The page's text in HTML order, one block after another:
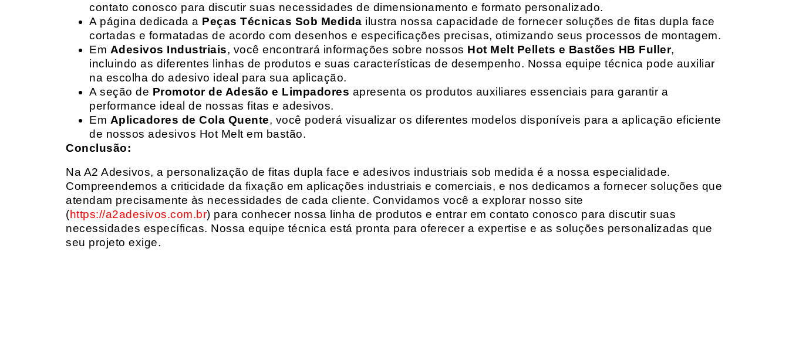
contato conosco para discutir suas necessidades de dimensionamento e formato personalizado.
A página dedicada a Peças Técnicas Sob Medida ilustra nossa capacidade de fornecer soluções de fitas dupla face
cortadas e formatadas de acordo com desenhos e especificações precisas, otimizando seus processos de montagem.
Em Adesivos Industriais, você encontrará informações sobre nossos Hot Melt Pellets e Bastões HB Fuller,
incluindo as diferentes linhas de produtos e suas características de desempenho. Nossa equipe técnica pode auxiliar
na escolha do adesivo ideal para sua aplicação.
A seção de Promotor de Adesão e Limpadores apresenta os produtos auxiliares essenciais para garantir a
performance ideal de nossas fitas e adesivos.
Em Aplicadores de Cola Quente, você poderá visualizar os diferentes modelos disponíveis para a aplicação eficiente
de nossos adesivos Hot Melt em bastão.
Conclusão:
Na A2 Adesivos, a personalização de fitas dupla face e adesivos industriais sob medida é a nossa especialidade.
Compreendemos a criticidade da fixação em aplicações industriais e comerciais, e nos dedicamos a fornecer soluções que
atendam precisamente às necessidades de cada cliente. Convidamos você a explorar nosso site
(https://a2adesivos.com.br) para conhecer nossa linha de produtos e entrar em contato conosco para discutir suas
necessidades específicas. Nossa equipe técnica está pronta para oferecer a expertise e as soluções personalizadas que
seu projeto exige.